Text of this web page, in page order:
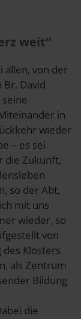
weit“
allen, von der
David
in
wieder
– es sei
die Zukunft,
so der Abt,
mit uns
wieder, so
von
Klosters
als Zentrum
Bildung
die